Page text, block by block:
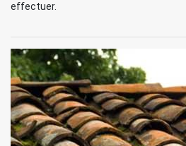
effectuer.